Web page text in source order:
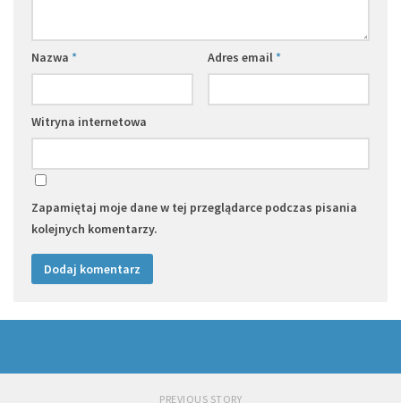
Nazwa * Adres email*
Witryna internetowa
Zapamiętaj moje dane w tej przeglądarce podczas pisania
kolejnych komentarzy.
PREVIOUS STORY